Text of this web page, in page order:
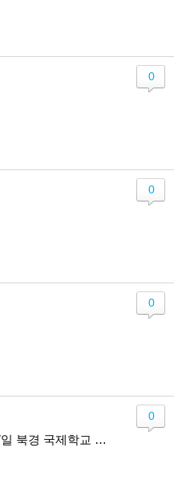
0
0
0
[초등~고등 대상] 6박 7일 북경 국제학교 체험! 글로벌 리더십 캠프 참가자 모집
0